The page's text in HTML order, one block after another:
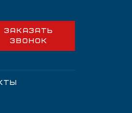
ЗАКАЗАТЬ
ЗВОНОК